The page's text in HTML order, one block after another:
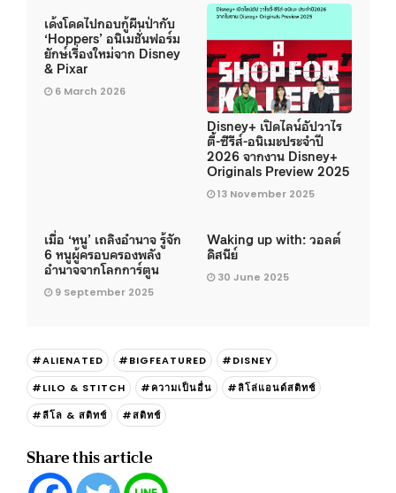
เด้งโดดไปกอบกู้ผืนป่ากับ
‘Hoppers’ อนิเมชั่นฟอร์ม
ยักษ์เรื่องใหม่จาก Disney
& Pixar
6 March 2026
Disney+ เปิดไลน์อัปวาไร
ตี้-ซีรีส์-อนิเมะประจำปี
2026 จากงาน Disney+
Originals Preview 2025
13 November 2025
เมื่อ ‘หนู’ เถลิงอำนาจ รู้จัก
6 หนูผู้ครอบครองพลัง
อำนาจจากโลกการ์ตูน
9 September 2025
Waking up with: วอลต์
ดิสนีย์
30 June 2025
#ALIENATED #BIGFEATURED
#DISNEY
#LILO & STITCH
#ความเป็นอื่น
#ลิโล่แอนด์สติทช์
#ลีโล & สติทช์
#สติทช์
Share this article